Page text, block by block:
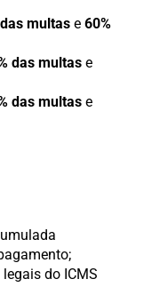
multas e 60%
das multas e
das multas e
do ICMS